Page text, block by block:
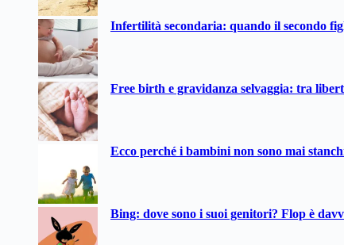
Infertilità secondaria: quando il secondo
Free birth e gravidanza selvaggia: tra
Ecco perché i bambini non sono mai
Bing: dove sono i suoi genitori? Flop è